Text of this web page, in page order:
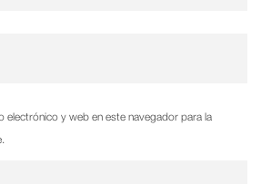
electrónico y web en este navegador para la